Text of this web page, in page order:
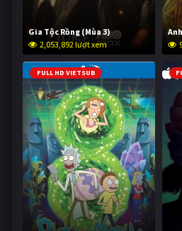
Gia Tộc Rồng (Mùa 3)
2,053,892 lượt xem
FULL HD VIETSUB